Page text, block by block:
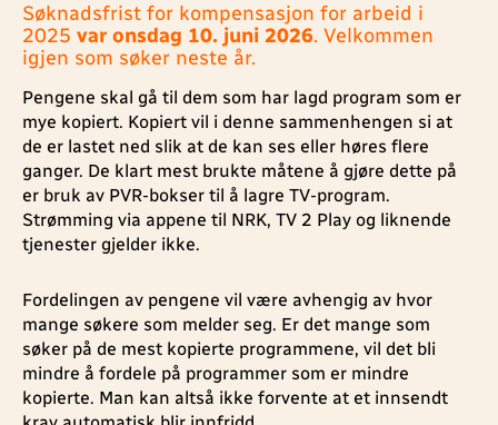
Søknadsfrist for kompensasjon for arbeid i
2025 var onsdag 10. juni 2026. Velkommen
igjen som søker neste år.
Pengene skal gå til dem som har lagd program som er
mye kopiert. Kopiert vil i denne sammenhengen si at
de er lastet ned slik at de kan ses eller høres flere
ganger. De klart mest brukte måtene å gjøre dette på
er bruk av PVR-bokser til å lagre TV-program.
Strømming via appene til NRK, TV 2 Play og liknende
tjenester gjelder ikke.
Fordelingen av pengene vil være avhengig av hvor
mange søkere som melder seg. Er det mange som
søker på de mest kopierte programmene, vil det bli
mindre å fordele på programmer som er mindre
kopierte. Man kan altså ikke forvente at et innsendt